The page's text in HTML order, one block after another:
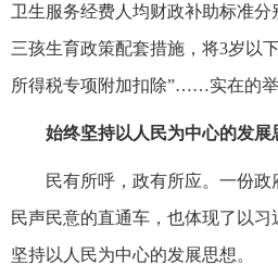
卫生服务经费人均财政补助标准分
三孩生育政策配套措施，将3岁以
所得税专项附加扣除”……实在的举
始终坚持以人民为中心的发
民有所呼，政有所应。一份
民声民意的直通车，也体现了以
坚持以人民为中心的发展思想。